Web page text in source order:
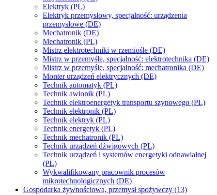
Elektryk (PL)
Elektryk przemysłowy, specjalność: urządzenia
przemysłowe (DE)
Mechatronik (DE)
Mechatronik (PL)
Mistrz elektrotechniki w rzemiośle (DE)
Mistrz w przemyśle, specjalność: elektrotechnika (DE)
Mistrz w przemyśle, specjalność: mechatronika (DE)
Monter urządzeń elektrycznych (DE)
Technik automatyk (PL)
Technik awionik (PL)
Technik elektroenergetyk transportu szynowego (PL)
Technik elektronik (PL)
Technik elektryk (PL)
Technik energetyk (PL)
Technik mechatronik (PL)
Technik urządzeń dźwigowych (PL)
Technik urządzeń i systemów energetyki odnawialnej
(PL)
Wykwalifikowany pracownik procesów
mikrotechnologicznych (DE)
Gospodarka żywnościowa, przemysł spożywczy (13)